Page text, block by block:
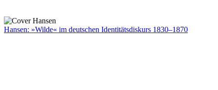
Hansen: »Wilde« im deutschen Identitätsdiskurs 1830–1870